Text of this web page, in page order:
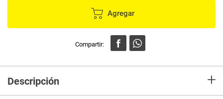
Agregar
Descripción +